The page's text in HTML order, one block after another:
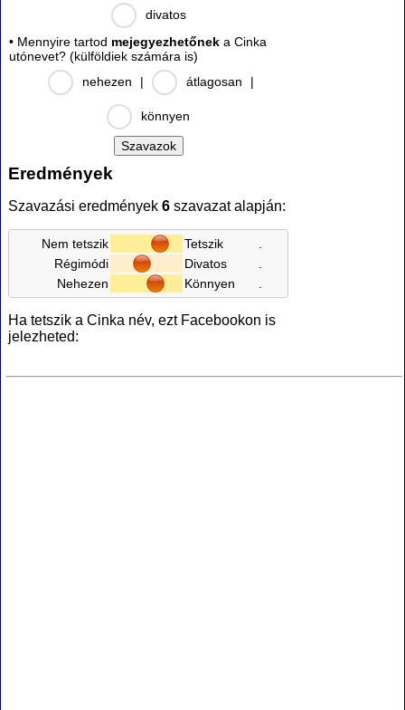
divatos
• Mennyire tartod mejegyezhetőnek a Cinka
utónevet? (külföldiek számára is)
nehezen
| átlagosan |
könnyen
Eredmények
Szavazási eredmények 6 szavazat alapján:
Nem tetszik Tetszik
Régimódi
Divatos
Nehezen
Könnyen
Ha tetszik a Cinka név, ezt Facebookon is
jelezheted: